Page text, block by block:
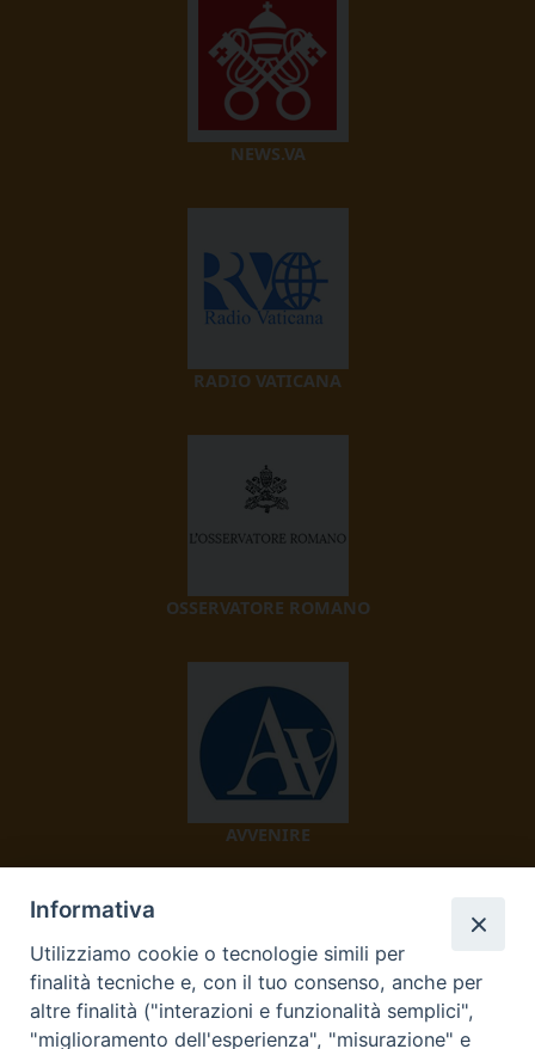
NEWS.VA
RADIO VATICANA
OSSERVATORE ROMANO
AVVENIRE
Informativa
Utilizziamo cookie o tecnologie simili per
finalità tecniche e, con il tuo consenso, anche per
altre finalità ("interazioni e funzionalità semplici",
"miglioramento dell'esperienza", "misurazione" e